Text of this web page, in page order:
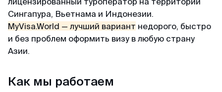
Отзыв с Telegram · 2024
Приятное общение
Первый раз оформлял через вас, настолько
всë разъяснили и был успех. Большое спасибо
за помощь, буду пользоваться вашим каналом
Telegram-канал
Пользователям
Конфиденциальность
Сингапура, Вьетнама и Индонезии.
MyVisa.World — лучший вариант недорого, быстро
и без проблем оформить визу в любую страну
Азии.
Как мы работаем
MyVisaWorld помогали нам с оформлением
визы в Сингапур. Процесс подачи документов
прошел очень быстро и без каких-либо
сложностей. Сотрудник компании ответил
инструкцией для сбора документов и
подготовки фотографий. И вот через 3 дня